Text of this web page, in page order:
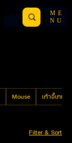
ME
NU
Mouse เก้าอี้เกมมิ่ง
Filter & Sort